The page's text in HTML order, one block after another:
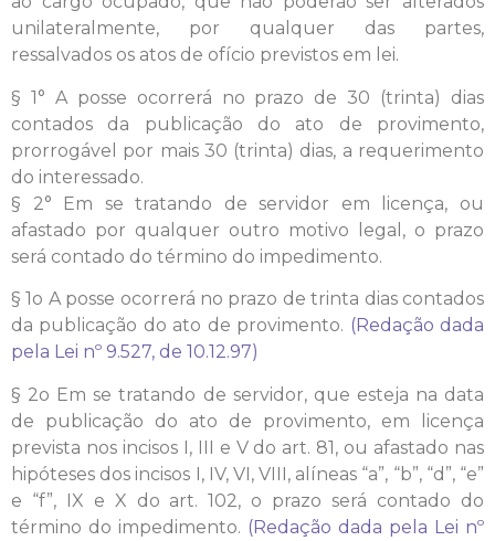
unilateralmente, por qualquer das partes,
ressalvados os atos de ofício previstos em lei.
§ 1° A posse ocorrerá no prazo de 30 (trinta) dias
contados da publicação do ato de provimento,
prorrogável por mais 30 (trinta) dias, a requerimento
do interessado.
§ 2° Em se tratando de servidor em licença, ou
afastado por qualquer outro motivo legal, o prazo
será contado do término do impedimento.
§ 1o A posse ocorrerá no prazo de trinta dias contados
da publicação do ato de provimento. (Redação dada
pela Lei nº 9.527, de 10.12.97)
§ 2o Em se tratando de servidor, que esteja na data
de publicação do ato de provimento, em licença
prevista nos incisos I, III e V do art. 81, ou afastado nas
hipóteses dos incisos I, IV, VI, VIII, alíneas “a”, “b”, “d”, “e”
e “f”, IX e X do art. 102, o prazo será contado do
término do impedimento. (Redação dada pela Lei nº